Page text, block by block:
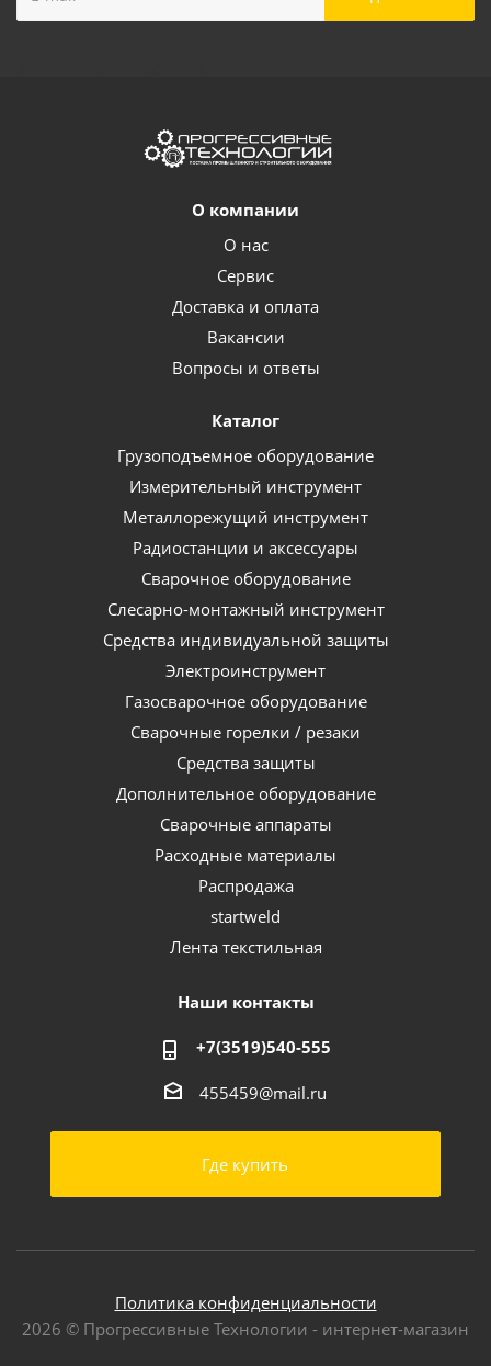
О компании
О нас
Сервис
Доставка и оплата
Вакансии
Вопросы и ответы
Каталог
Грузоподъемное оборудование
Измерительный инструмент
Металлорежущий инструмент
Радиостанции и аксессуары
Сварочное оборудование
Слесарно-монтажный инструмент
Средства индивидуальной защиты
Электроинструмент
Газосварочное оборудование
Сварочные горелки / резаки
Средства защиты
Дополнительное оборудование
Сварочные аппараты
Расходные материалы
Распродажа
startweld
Лента текстильная
Наши контакты
+7(3519)540-555
455459@mail.ru
Где купить
Политика конфиденциальности
2026 © Прогрессивные Технологии - интернет-магазин